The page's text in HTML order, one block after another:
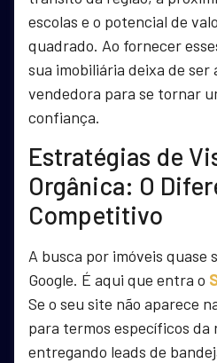
escolas e o potencial de
quadrado. Ao fornecer
sua imobiliária deixa de ser
vendedora para se tornar
confiança.
Estratégias de
Orgânica: O
Competitivo
A busca por imóveis quase
Google. É aqui que entra o
Se o seu site não aparece
para termos específicos da
entregando leads de